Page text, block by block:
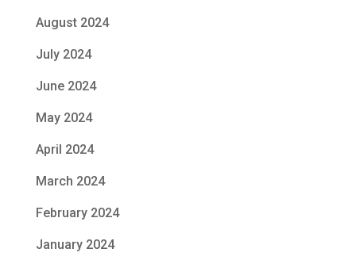
August 2024
July 2024
June 2024
May 2024
April 2024
March 2024
February 2024
January 2024